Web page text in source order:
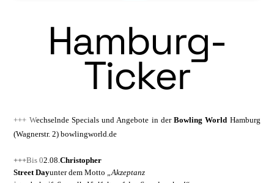
Hamburg-
Ticker
+++ Wechselnde Specials und Angebote in derBowling World Hamburg
(Wagnerstr. 2) bowlingworld.de
+++Bis 02.08.Christopher
Street Dayun­ter dem Motto
„Akzeptanz